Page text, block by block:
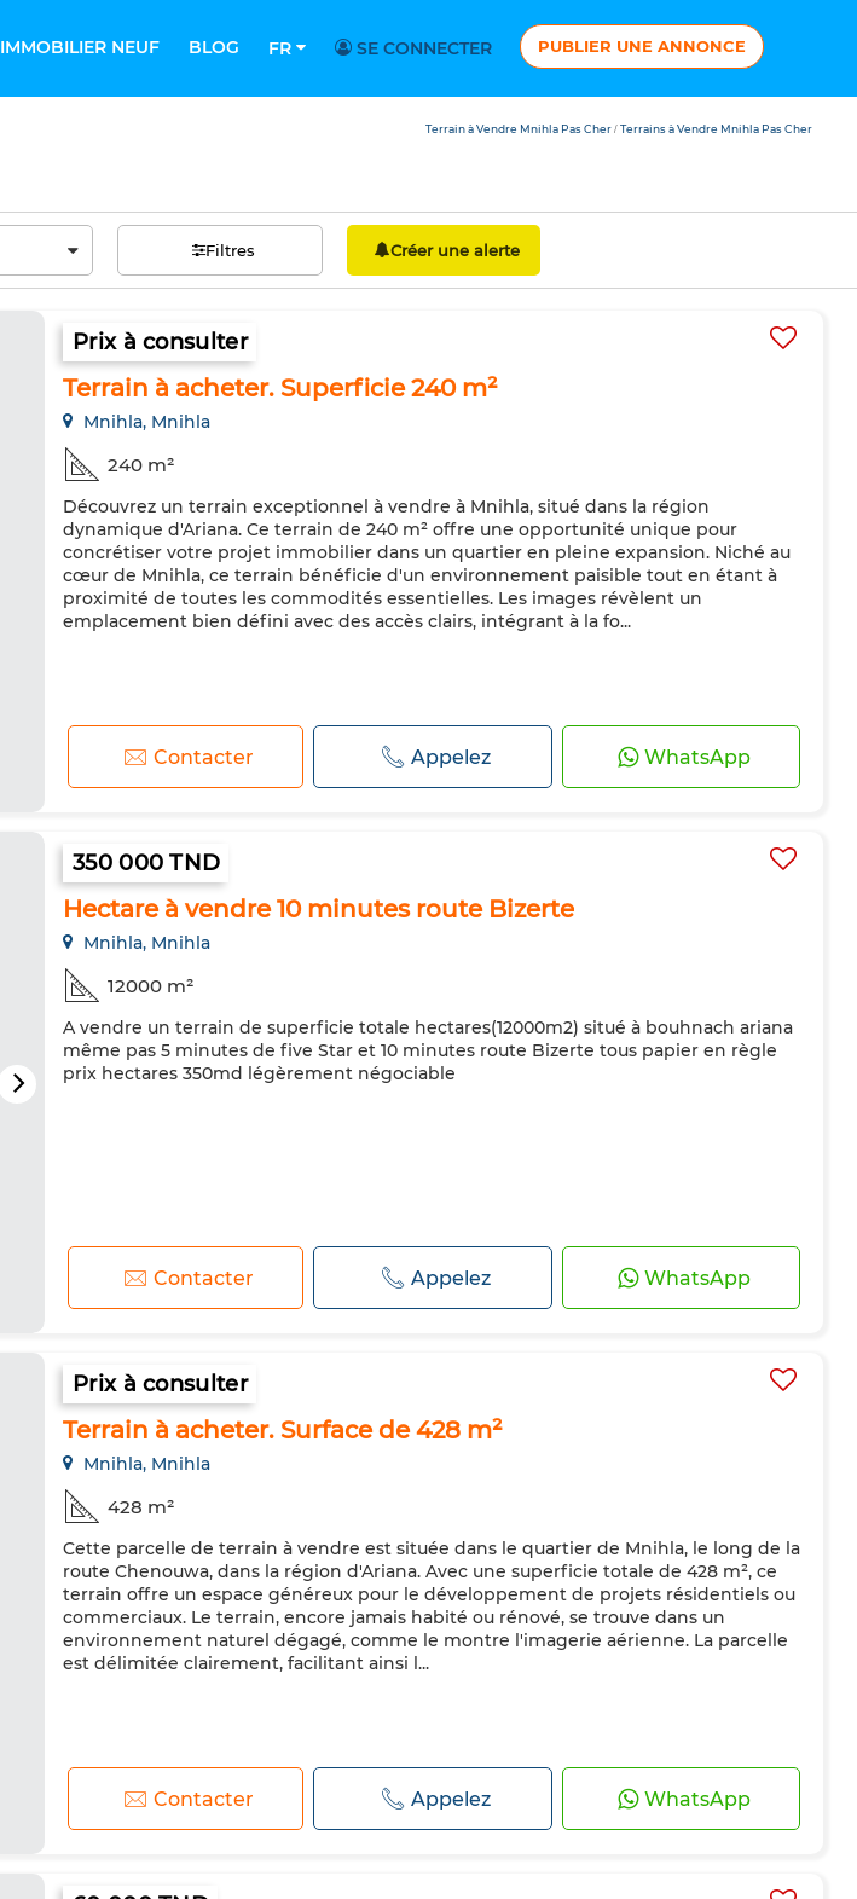
IMMOBILIER NEUF BLOG FR SE CONNECTER PUBLIER UNE ANNONCE
Terrain à Vendre Mnihla Pas Cher / Terrains à Vendre Mnihla Pas Cher
Filtres Créer une alerte
Prix à consulter
Terrain à acheter. Superficie 240 m²
Mnihla, Mnihla
240 m²
Découvrez un terrain exceptionnel à vendre à Mnihla, situé dans la région
dynamique d'Ariana. Ce terrain de 240 m² offre une opportunité unique pour
concrétiser votre projet immobilier dans un quartier en pleine expansion. Niché au
cœur de Mnihla, ce terrain bénéficie d'un environnement paisible tout en étant à
proximité de toutes les commodités essentielles. Les images révèlent un
emplacement bien défini avec des accès clairs, intégrant à la fo...
Contacter Appelez WhatsApp
350 000 TND
Hectare à vendre 10 minutes route Bizerte
Mnihla, Mnihla
12000 m²
A vendre un terrain de superficie totale hectares(12000m2) situé à bouhnach ariana
même pas 5 minutes de five Star et 10 minutes route Bizerte tous papier en règle
prix hectares 350md légèrement négociable
Contacter Appelez WhatsApp
Prix à consulter
Terrain à acheter. Surface de 428 m²
Mnihla, Mnihla
428 m²
Cette parcelle de terrain à vendre est située dans le quartier de Mnihla, le long de la
route Chenouwa, dans la région d'Ariana. Avec une superficie totale de 428 m², ce
terrain offre un espace généreux pour le développement de projets résidentiels ou
commerciaux. Le terrain, encore jamais habité ou rénové, se trouve dans un
environnement naturel dégagé, comme le montre l'imagerie aérienne. La parcelle
est délimitée clairement, facilitant ainsi l...
Contacter Appelez WhatsApp